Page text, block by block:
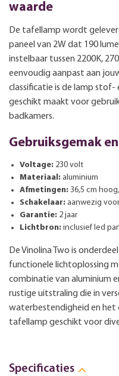
waarde
De tafellamp wordt
paneel van 2W dat 190
instelbaar tussen 2200K,
eenvoudig aanpast aan
classificatie is de lamp
geschikt maakt voor
badkamers.
Gebruiksgemak
Voltage: 230 volt
Materiaal: aluminium
Afmetingen: 36,5 cm
Schakelaar: aanwezig
Garantie: 2 jaar
Lichtbron: inclusief led
De Vinolina Two is
functionele lichtoplossing
combinatie van aluminium
rustige uitstraling die in
waterbestendigheid en
tafellamp geschikt voor
Specificaties